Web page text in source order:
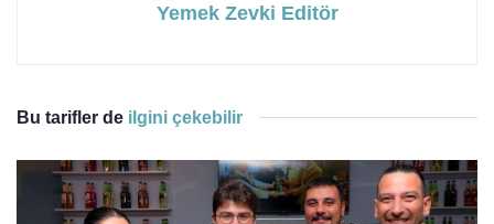
Yemek Zevki Editör
Bu tarifler de ilgini çekebilir